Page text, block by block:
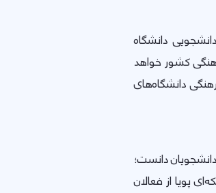
دانشگاه
کشور خواهد
دانشگاه‌های
دانست؛
پویا از فعالان